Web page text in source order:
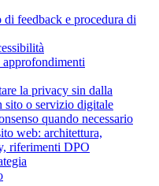
di feedback e procedura di
la privacy sin dalla
sito o servizio digitale
quando necessario
web: architettura,
riferimenti DPO